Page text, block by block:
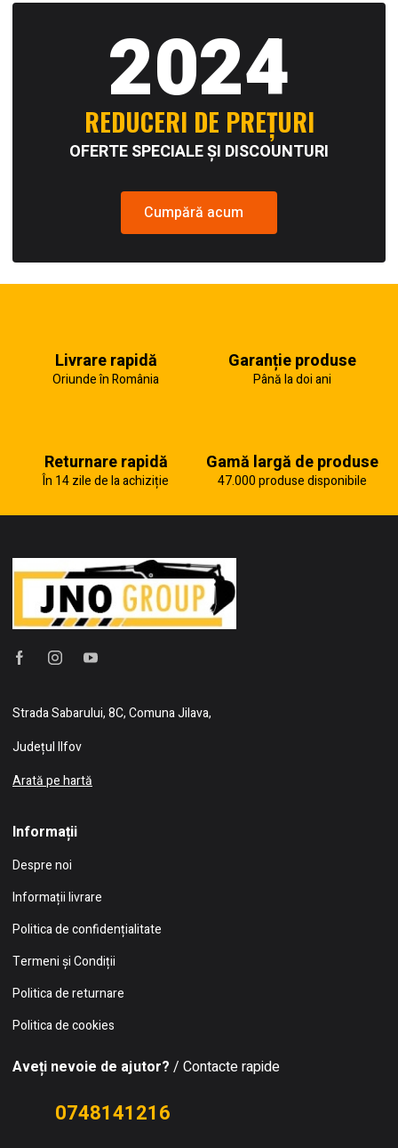
2024
REDUCERI DE PREȚURI
OFERTE SPECIALE ȘI DISCOUNTURI
Cumpără acum
Livrare rapidă
Oriunde în România
Garanție produse
Până la doi ani
Returnare rapidă
În 14 zile de la achiziție
Gamă largă de produse
47.000 produse disponibile
Strada Sabarului, 8C, Comuna Jilava,
Județul Ilfov
Arată pe hartă
Informații
Despre noi
Informații livrare
Politica de confidențialitate
Termeni și Condiții
Politica de returnare
Politica de cookies
Aveți nevoie de ajutor? / Contacte rapide
0748141216